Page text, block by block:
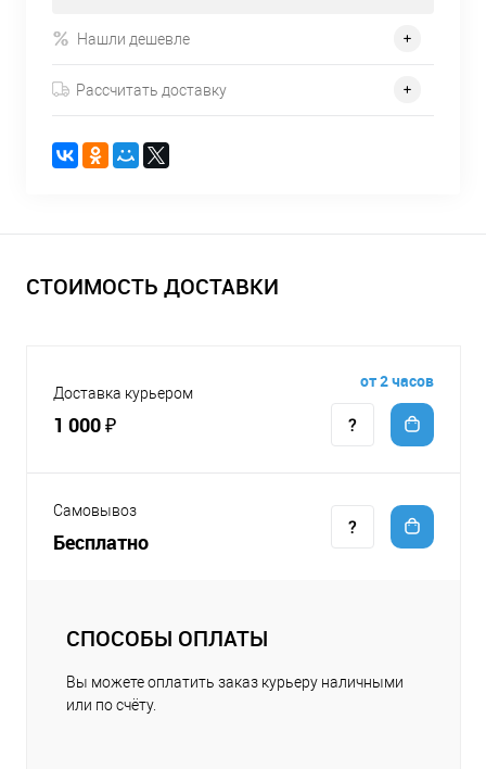
Нашли дешевле
Рассчитать доставку
СТОИМОСТЬ ДОСТАВКИ
Доставка курьером
1 000 ₽
от 2 часов
Самовывоз
Бесплатно
СПОСОБЫ ОПЛАТЫ
Вы можете оплатить заказ курьеру наличными
или по счёту.